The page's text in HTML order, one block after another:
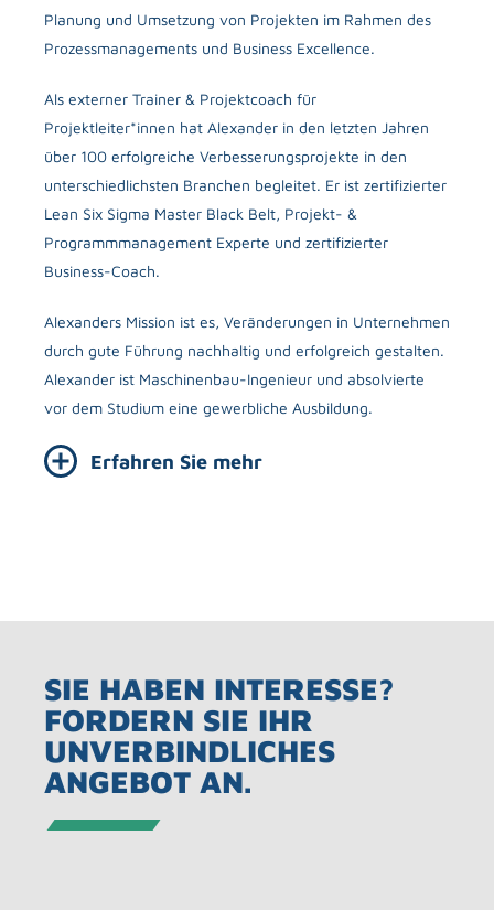
Planung und Umsetzung von Projekten im Rahmen des
Prozessmanagements und Business Excellence.
Als externer Trainer & Projektcoach für
Projektleiter*innen hat Alexander in den letzten Jahren
über 100 erfolgreiche Verbesserungsprojekte in den
unterschiedlichsten Branchen begleitet. Er ist zertifizierter
Lean Six Sigma Master Black Belt, Projekt- &
Programmmanagement Experte und zertifizierter
Business-Coach.
Alexanders Mission ist es, Veränderungen in Unternehmen
durch gute Führung nachhaltig und erfolgreich gestalten.
Alexander ist Maschinenbau-Ingenieur und absolvierte
vor dem Studium eine gewerbliche Ausbildung.
Erfahren Sie mehr
SIE HABEN INTERESSE?
FORDERN SIE IHR
UNVERBINDLICHES
ANGEBOT AN.